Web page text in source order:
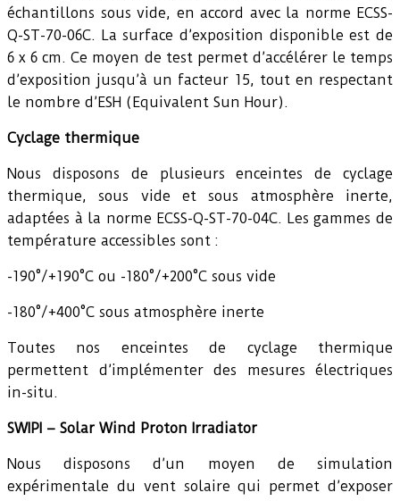
échantillons sous vide, en accord avec la norme ECSS-
Q-ST-70-06C. La surface d’exposition disponible est de
6 x 6 cm. Ce moyen de test permet d’accélérer le temps
d’exposition jusqu’à un facteur 15, tout en respectant
le nombre d’ESH (Equivalent Sun Hour).
Cyclage thermique
Nous disposons de plusieurs enceintes de cyclage
thermique, sous vide et sous atmosphère inerte,
adaptées à la norme ECSS-Q-ST-70-04C. Les gammes de
température accessibles sont :
-190°/+190°C ou -180°/+200°C sous vide
-180°/+400°C sous atmosphère inerte
Toutes nos enceintes de cyclage thermique
permettent d’implémenter des mesures électriques
in-situ.
SWIPI – Solar Wind Proton Irradiator
Nous disposons d’un moyen de simulation
expérimentale du vent solaire qui permet d’exposer